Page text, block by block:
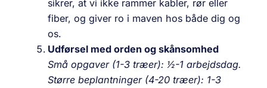
sikrer, at vi ikke rammer kabler, rør eller
fiber, og giver ro i maven hos både dig og
os.
Udførsel med orden og skånsomhed
Små opgaver (1-3 træer): ½-1 arbejdsdag.
Større beplantninger (4-20 træer): 1-3